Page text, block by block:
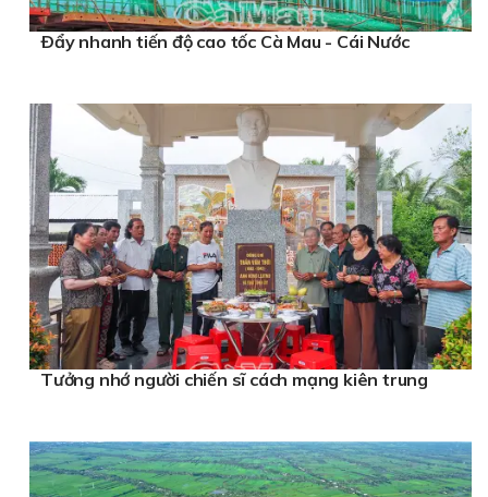
Ðẩy nhanh tiến độ cao tốc Cà Mau - Cái Nước
Tưởng nhớ người chiến sĩ cách mạng kiên trung